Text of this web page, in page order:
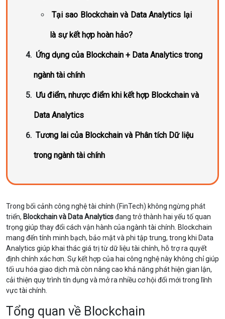
Tại sao Blockchain và Data Analytics lại
là sự kết hợp hoàn hảo?
Ứng dụng của Blockchain + Data Analytics trong
ngành tài chính
Ưu điểm, nhược điểm khi kết hợp Blockchain và
Data Analytics
Tương lai của Blockchain và Phân tích Dữ liệu
trong ngành tài chính
Trong bối cảnh công nghệ tài chính (FinTech) không ngừng phát
triển, Blockchain và Data Analyticsđang trở thành hai yếu tố quan
trọng giúp thay đổi cách vận hành của ngành tài chính. Blockchain
mang đến tính minh bạch, bảo mật và phi tập trung, trong khi Data
Analytics giúp khai thác giá trị từ dữ liệu tài chính, hỗ trợ ra quyết
định chính xác hơn. Sự kết hợp của hai công nghệ này không chỉ giúp
tối ưu hóa giao dịch mà còn nâng cao khả năng phát hiện gian lận,
cải thiện quy trình tín dụng và mở ra nhiều cơ hội đổi mới trong lĩnh
vực tài chính.
Tổng quan về Blockchain